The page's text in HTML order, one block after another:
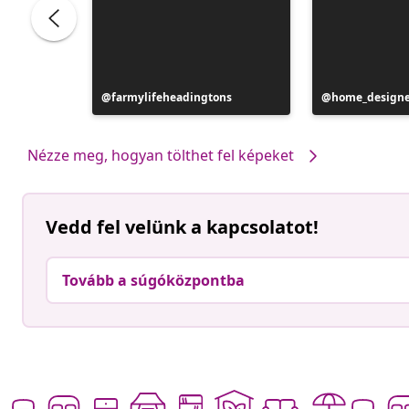
Bejegyzés
közzétevője
farmylifeheadingtons
Bejegyzés
közzétevője
Nézze meg, hogyan tölthet fel képeket
Vedd fel velünk a kapcsolatot!
Tovább a súgóközpontba